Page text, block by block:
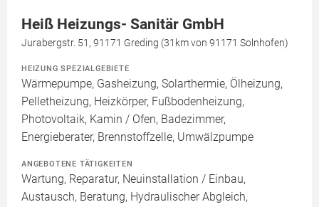
Heiß Heizungs- Sanitär GmbH
Jurabergstr. 51, 91171 Greding (31km von 91171 Solnhofen)
HEIZUNG SPEZIALGEBIETE
Wärmepumpe, Gasheizung, Solarthermie, Ölheizung,
Pelletheizung, Heizkörper, Fußbodenheizung,
Photovoltaik, Kamin / Ofen, Badezimmer,
Energieberater, Brennstoffzelle, Umwälzpumpe
ANGEBOTENE TÄTIGKEITEN
Wartung, Reparatur, Neuinstallation / Einbau,
Austausch, Beratung, Hydraulischer Abgleich,